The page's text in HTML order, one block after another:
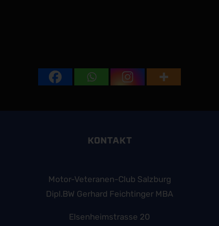
KONTAKT
Motor-Veteranen-Club Salzburg
Dipl.BW Gerhard Feichtinger MBA
Elsenheimstrasse 20